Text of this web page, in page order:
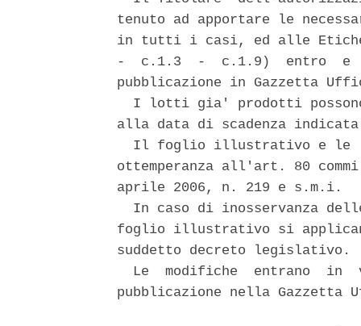
tenuto ad apportare le
in tutti i casi, ed alle
-  c.1.3  -  c.1.9)  entro  e
pubblicazione in Gazzetta
I lotti gia' prodotti
alla data di scadenza
Il foglio illustrativo e le
ottemperanza all'art. 80
aprile 2006, n. 219 e s.m.i.
In caso di inosservanza
foglio illustrativo si
suddetto decreto legislativo.
Le  modifiche  entrano  in
pubblicazione nella